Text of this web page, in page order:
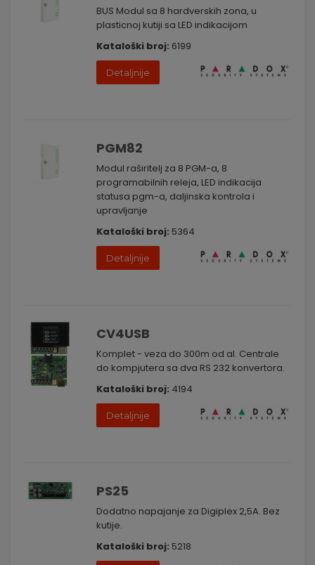
BUS Modul sa 8 hardverskih zona, u
plasticnoj kutiji sa LED indikacijom
Kataloški broj: 6199
Detaljnije
PGM82
Modul raširitelj za 8 PGM-a, 8
programabilnih releja, LED indikacija
statusa pgm-a, daljinska kontrola i
upravljanje
Kataloški broj: 5364
Detaljnije
CV4USB
Komplet - veza do 300m od al. Centrale
do kompjutera sa dva RS 232 konvertora.
Kataloški broj: 4194
Detaljnije
PS25
Dodatno napajanje za Digiplex 2,5A. Bez
kutije.
Kataloški broj: 5218